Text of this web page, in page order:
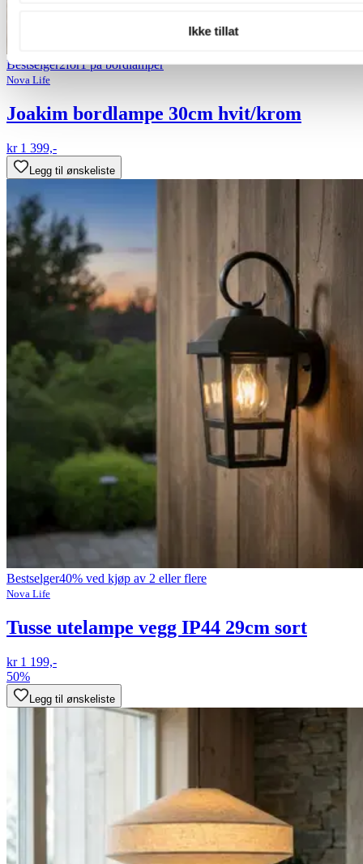
Ikke tillat
Bestselger2for1 på bordlamper
Nova Life
Joakim bordlampe 30cm hvit/krom
kr 1 399,-
Legg til ønskeliste
Bestselger40% ved kjøp av 2 eller flere
Nova Life
Tusse utelampe vegg IP44 29cm sort
kr 1 199,-
50%
Legg til ønskeliste